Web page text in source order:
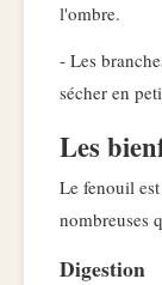
l'ombre.
- Les
sécher en
Les
Le fenouil
nombreuses
Digestion